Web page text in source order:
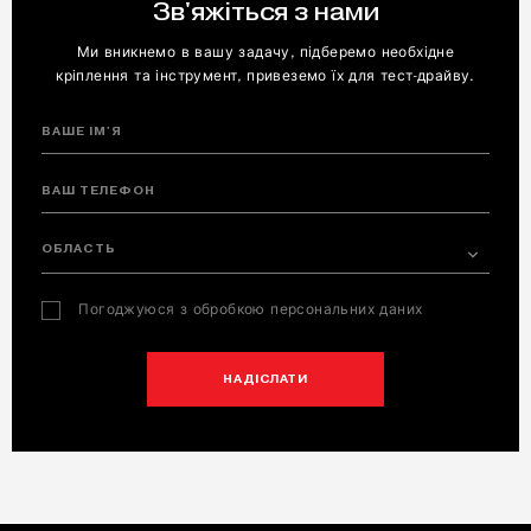
Зв'яжіться з нами
Ми вникнемо в вашу задачу, підберемо необхідне
кріплення та інструмент, привеземо їх для тест-драйву.
ВАШЕ ІМ'Я
ВАШ ТЕЛЕФОН
ОБЛАСТЬ
Погоджуюся з обробкою персональних даних
НАДІСЛАТИ